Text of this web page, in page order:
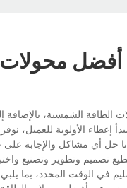
أفضل
الطاقة الشمسية،
إعطاء الأولوية للعميل،
وتطوير وتصنيع
في الوقت المحدد، بما